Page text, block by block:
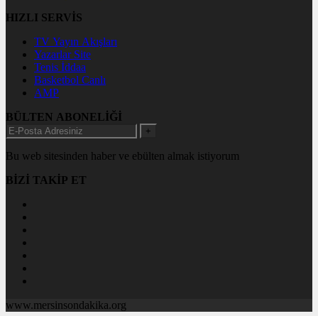
HIZLI SERVİS
TV Yayın Akışları
Yazarlar Site
Tenis İddaa
Basketbol Canlı
AMP
BÜLTEN ABONELİĞİ
+
Bu web sitesinden haber ve ebülten almak istiyorum
BİZİ TAKİP ET
www.mersinsondakika.org